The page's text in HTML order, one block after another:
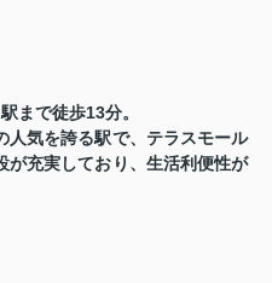
まで徒歩13分。
人気を誇る駅で、テラスモール
が充実しており、生活利便性が